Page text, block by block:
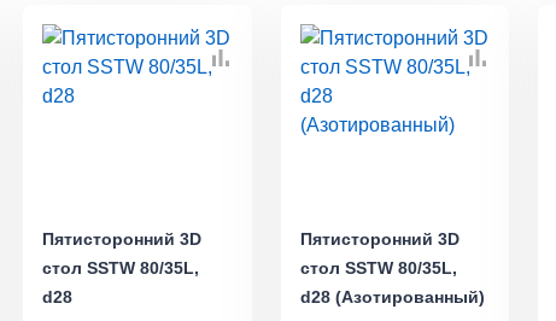
Пятисторонний 3D
стол SSTW 80/35L,
d28
Пятисторонний 3D
стол SSTW 80/35L,
d28 (Азотированный)